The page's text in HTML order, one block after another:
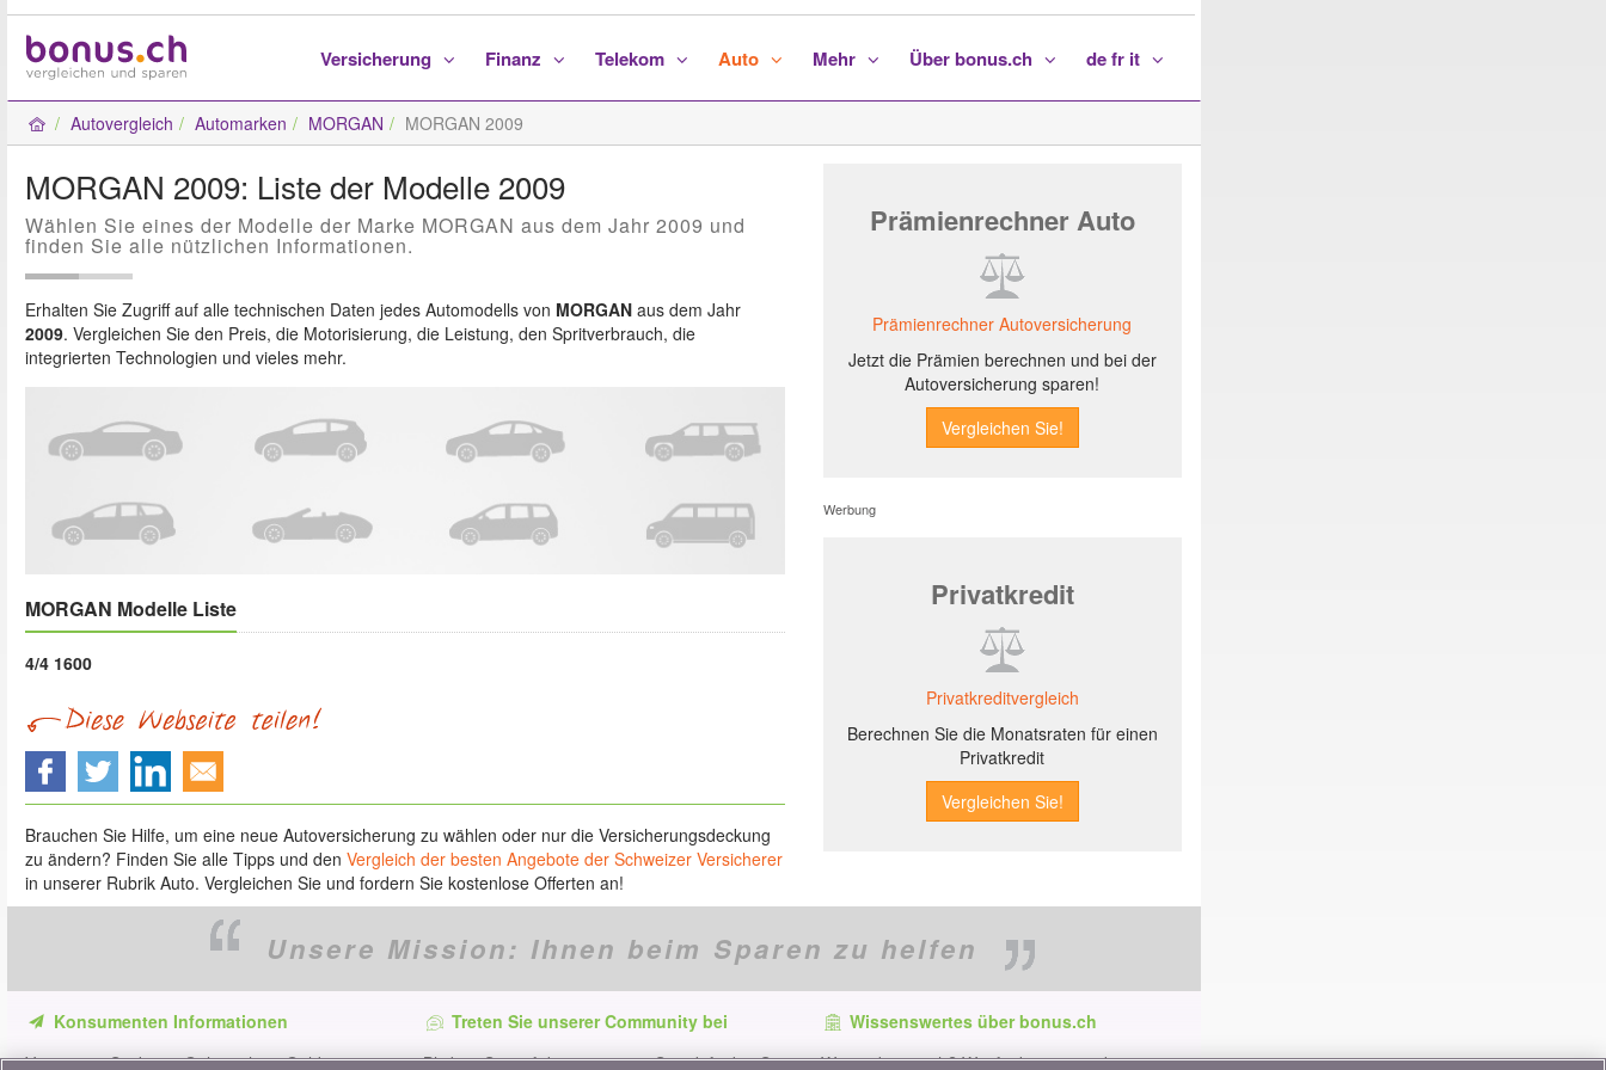
Versicherung Finanz Telekom Auto Mehr Über bonus.ch de fr it
Autovergleich Automarken MORGAN MORGAN 2009
MORGAN 2009: Liste der Modelle 2009
Wählen Sie eines der Modelle der Marke MORGAN aus dem Jahr 2009 und
finden Sie alle nützlichen Informationen.
Erhalten Sie Zugriff auf alle technischen Daten jedes Automodells von MORGAN aus dem Jahr
2009. Vergleichen Sie den Preis, die Motorisierung, die Leistung, den Spritverbrauch, die
integrierten Technologien und vieles mehr.
MORGAN Modelle Liste
4/4 1600
Brauchen Sie Hilfe, um eine neue Autoversicherung zu wählen oder nur die Versicherungsdeckung
zu ändern? Finden Sie alle Tipps und den Vergleich der besten Angebote der Schweizer Versicherer
in unserer Rubrik Auto. Vergleichen Sie und fordern Sie kostenlose Offerten an!
Prämienrechner Auto
Prämienrechner Autoversicherung
Jetzt die Prämien berechnen und bei der
Autoversicherung sparen!
Werbung
Privatkredit
Privatkreditvergleich
Berechnen Sie die Monatsraten für einen
Privatkredit
Unsere Mission: Ihnen beim Sparen zu helfen
Konsumenten Informationen
Verpassen Sie keine Gelegenheit, Geld zu
Treten Sie unserer Community bei
Bleiben Sie auf dem neuesten Stand, finden Sie
Wissenswertes über bonus.ch
Wer ist bonus.ch? Wie funktionieren die